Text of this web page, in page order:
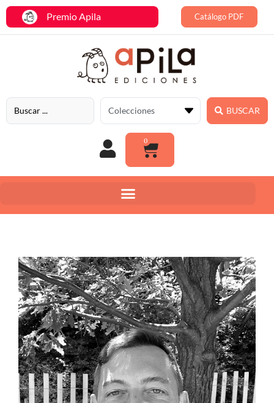
Premio Apila Catálogo PDF
BUSCAR
0